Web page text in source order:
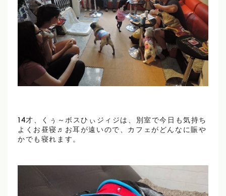
14才、くぅ～ボスひぃジィジは、別室で今日も気持ち
よくお昼寝♬お耳が遠いので、カフェがどんなに賑や
かでも寝れます。